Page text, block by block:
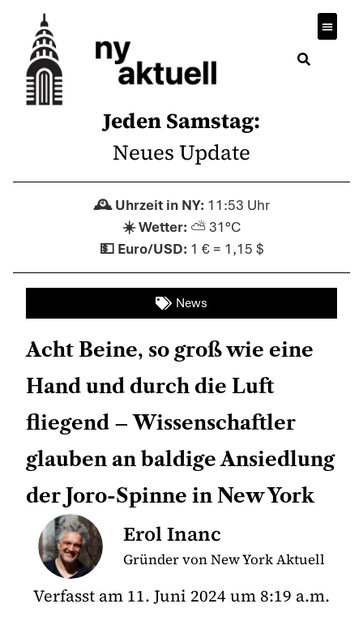
Jeden Samstag:
Neues Update
11:53 Uhr
⛅ 31°C
1 € = 1,15 $
News
Acht Beine, so groß wie eine
Hand und durch die Luft
fliegend – Wissenschaftler
glauben an baldige Ansiedlung
der Joro-Spinne in New York
Erol Inanc
Gründer von New York Aktuell
Verfasst am 11. Juni 2024um 8:19 a.m.